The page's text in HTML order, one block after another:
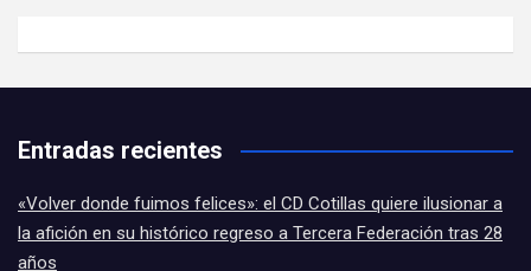
Entradas recientes
«Volver donde fuimos felices»: el CD Cotillas quiere ilusionar a
la afición en su histórico regreso a Tercera Federación tras 28
años